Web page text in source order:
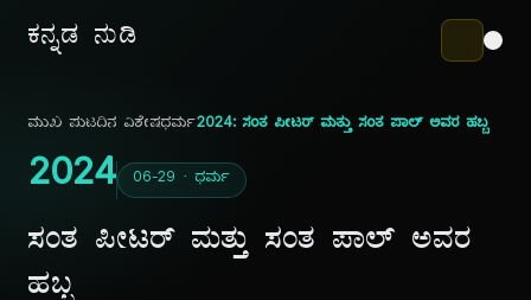
ಕನ್ನಡ ನುಡಿ
ಮುಖ ಪುಟದಿನ ವಿಶೇಷಧರ್ಮ2024: ಸಂತ ಪೀಟರ್ ಮತ್ತು ಸಂತ ಪಾಲ್ ಅವರ ಹಬ್ಬ
2024 06-29 · ಧರ್ಮ
ಸಂತ ಪೀಟರ್ ಮತ್ತು ಸಂತ ಪಾಲ್ ಅವರ
ಹಬ್ಬ